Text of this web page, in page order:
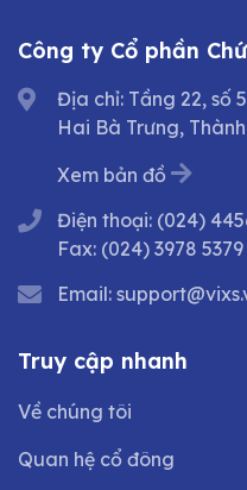
Công ty Cổ phần
Địa chỉ: Tầng 22, số
Hai Bà Trưng,
Xem bản đồ
Điện thoại: (024)
Fax: (024) 3978 5379
Email:
Truy cập nhanh
Về chúng tôi
Quan hệ cổ đông